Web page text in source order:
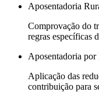
Aposentadoria
Comprovação do
regras específicas
Aposentadoria
Aplicação das
contribuição para